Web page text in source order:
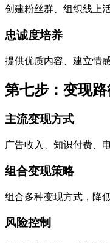
创建粉丝群、组织线上
忠诚度培养
提供优质内容、建立情
第七步：变现路
主流变现方式
广告收入、知识付费、
组合变现策略
组合多种变现方式，降
风险控制